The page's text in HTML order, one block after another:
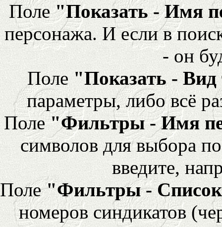
Поле"Показать - Имя
персонажа. И если в
- он
Поле "Показать -
параметры, либо всё
Поле"Фильтры - Имя
символов для выбора
введите,
Поле"Фильтры - Список
номеров синдикатов